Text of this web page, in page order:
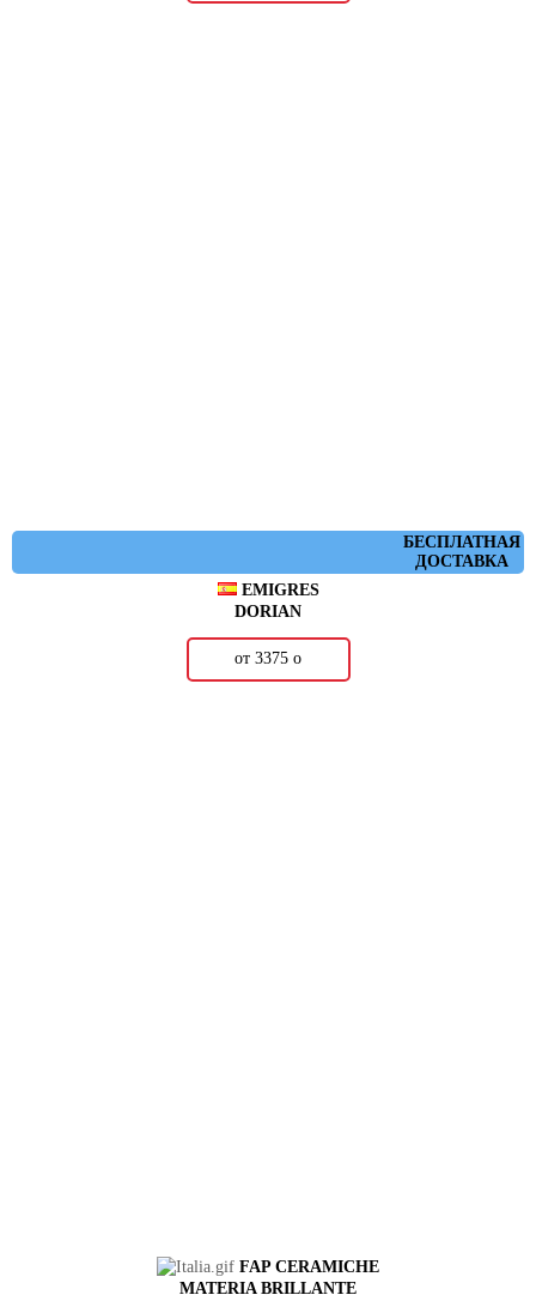
БЕСПЛАТНАЯ
ДОСТАВКА
EMIGRES
DORIAN
от 3375 о
FAP CERAMICHE
MATERIA BRILLANTE